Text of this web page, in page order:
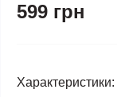
599 грн
Характеристики: